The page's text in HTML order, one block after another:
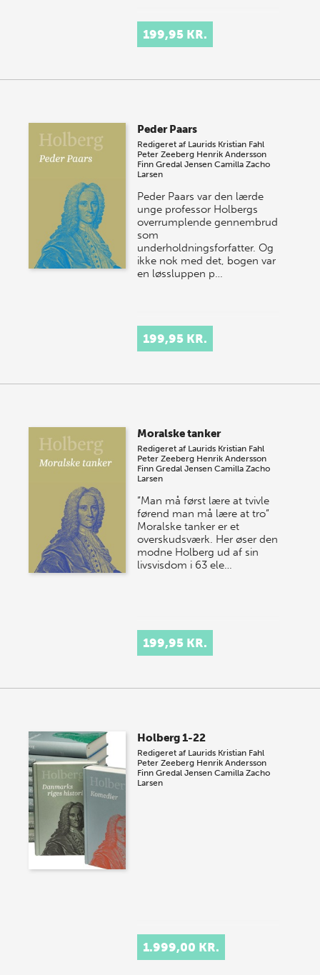
199,95 KR.
Peder Paars
Redigeret af Laurids Kristian Fahl
Peter Zeeberg Henrik Andersson
Finn Gredal Jensen Camilla Zacho
Larsen
Peder Paars var den lærde
unge professor Holbergs
overrumplende gennembrud
som
underholdningsforfatter. Og
ikke nok med det, bogen var
en løssluppen p…
199,95 KR.
Moralske tanker
Redigeret af Laurids Kristian Fahl
Peter Zeeberg Henrik Andersson
Finn Gredal Jensen Camilla Zacho
Larsen
”Man må først lære at tvivle
førend man må lære at tro”
Moralske tanker er et
overskudsværk. Her øser den
modne Holberg ud af sin
livsvisdom i 63 ele…
199,95 KR.
Holberg 1-22
Redigeret af Laurids Kristian Fahl
Peter Zeeberg Henrik Andersson
Finn Gredal Jensen Camilla Zacho
Larsen
1.999,00 KR.